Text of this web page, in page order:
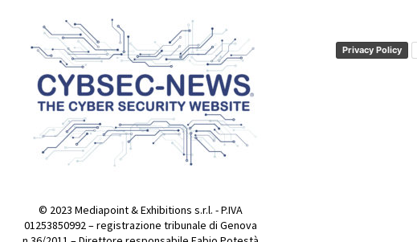
© 2023 Mediapoint & Exhibitions s.r.l. - P.IVA
01253850992 – registrazione tribunale di Genova
Privacy Policy